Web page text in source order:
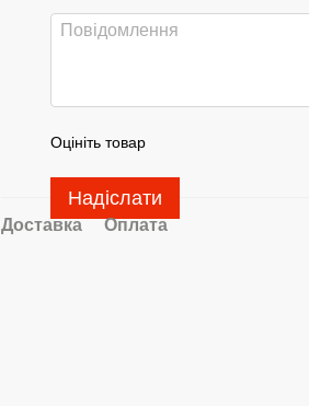
Оцініть товар
Надіслати
Доставка Оплата